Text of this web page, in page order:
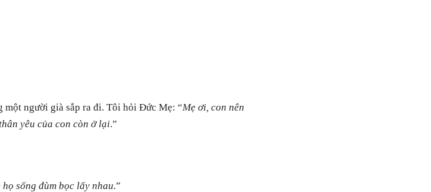
một người già sắp ra đi. Tôi hỏi Đức Mẹ: “Mẹ ơi, con nên
yêu của con còn ở lại.”
sống đùm bọc lấy nhau.”